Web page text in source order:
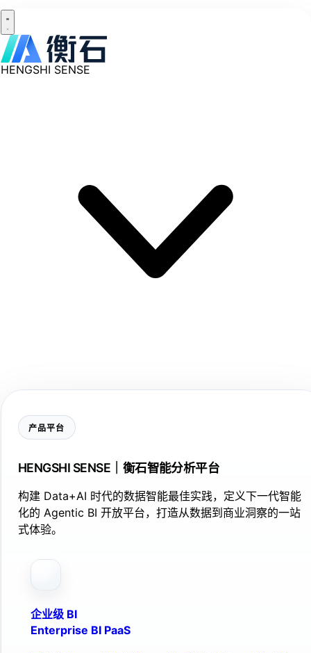
HENGSHI SENSE
产品平台
HENGSHI SENSE｜衡石智能分析平台
构建 Data+AI 时代的数据智能最佳实践，定义下一代智能
化的 Agentic BI 开放平台，打造从数据到商业洞察的一站
式体验。
企业级 BI
Enterprise BI PaaS